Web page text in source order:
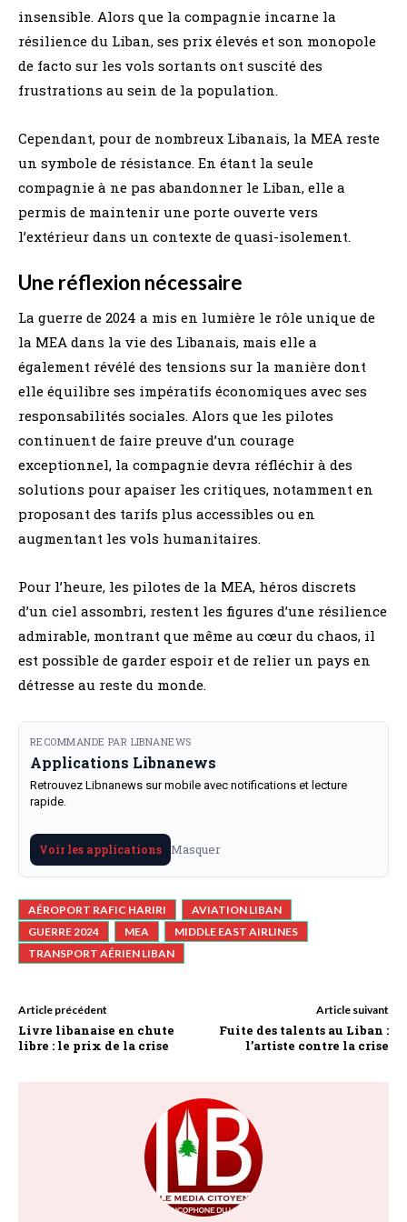
insensible. Alors que la compagnie incarne la
résilience du Liban, ses prix élevés et son monopole
de facto sur les vols sortants ont suscité des
frustrations au sein de la population.
Cependant, pour de nombreux Libanais, la MEA reste
un symbole de résistance. En étant la seule
compagnie à ne pas abandonner le Liban, elle a
permis de maintenir une porte ouverte vers
l’extérieur dans un contexte de quasi-isolement.
Une réflexion nécessaire
La guerre de 2024 a mis en lumière le rôle unique de
la MEA dans la vie des Libanais, mais elle a
également révélé des tensions sur la manière dont
elle équilibre ses impératifs économiques avec ses
responsabilités sociales. Alors que les pilotes
continuent de faire preuve d’un courage
exceptionnel, la compagnie devra réfléchir à des
solutions pour apaiser les critiques, notamment en
proposant des tarifs plus accessibles ou en
augmentant les vols humanitaires.
Pour l’heure, les pilotes de la MEA, héros discrets
d’un ciel assombri, restent les figures d’une résilience
admirable, montrant que même au cœur du chaos, il
est possible de garder espoir et de relier un pays en
détresse au reste du monde.
RECOMMANDE PAR LIBNANEWS
Applications Libnanews
Retrouvez Libnanews sur mobile avec notifications et lecture
rapide.
Voir les applications Masquer
AÉROPORT RAFIC HARIRI
AVIATION LIBAN
GUERRE 2024
MEA
MIDDLE EAST AIRLINES
TRANSPORT AÉRIEN LIBAN
Article précédent
Livre libanaise en chute
libre : le prix de la crise
Article suivant
Fuite des talents au Liban :
l’artiste contre la crise